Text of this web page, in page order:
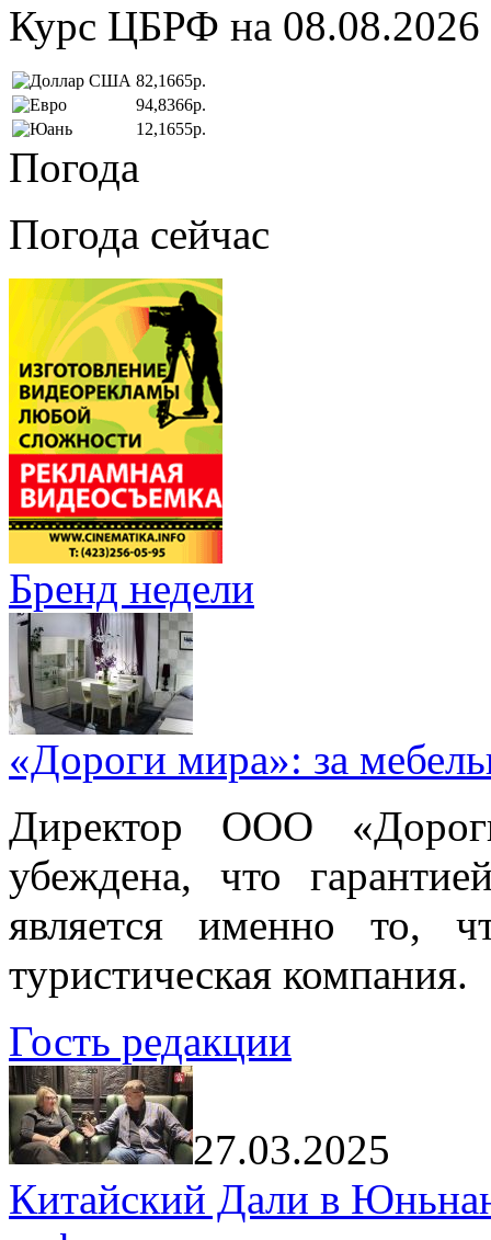
Курс ЦБРФ на 08.08.2026
82,1665р.
94,8366р.
12,1655р.
Погода
Погода сейчас
Бренд недели
«Дороги мира»: за
Директор ООО
убеждена, что
является именно то,
туристическая компания.
Гость редакции
27.03.2025
Китайский Дали в